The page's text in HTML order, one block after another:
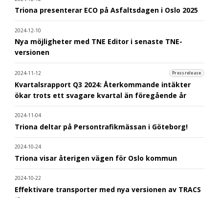
Triona presenterar ECO på Asfaltsdagen i Oslo 2025
2024-12-10
Nya möjligheter med TNE Editor i senaste TNE-
versionen
2024-11-12 Pressrelease
Kvartalsrapport Q3 2024: Återkommande intäkter
ökar trots ett svagare kvartal än föregående år
2024-11-04
Triona deltar på Persontrafikmässan i Göteborg!
2024-10-24
Triona visar återigen vägen för Oslo kommun
2024-10-22
Effektivare transporter med nya versionen av TRACS